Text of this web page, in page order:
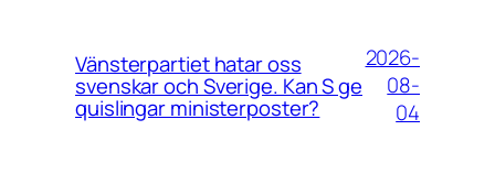
Vänsterpartiet hatar oss
svenskar och Sverige. Kan S ge
quislingar ministerposter?
2026-
08-
04